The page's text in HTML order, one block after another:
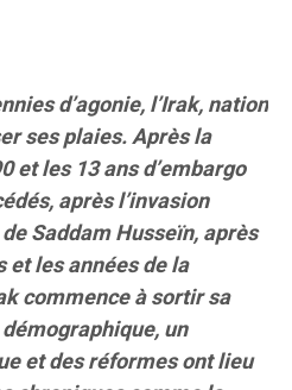
d’agonie, l’Irak, nation
ses plaies. Après la
et les 13 ans d’embargo
après l’invasion
Saddam Husseïn, après
et les années de la
commence à sortir sa
un
et des réformes ont lieu